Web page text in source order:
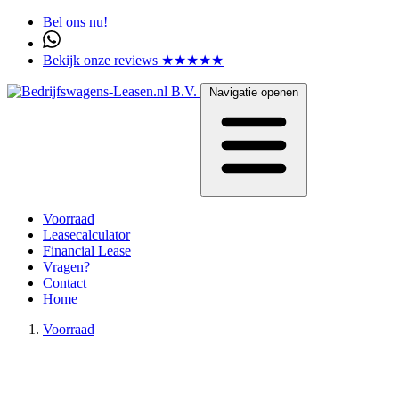
Bel ons nu!
Bekijk onze reviews ★★★★★
Navigatie openen
Voorraad
Leasecalculator
Financial Lease
Vragen?
Contact
Home
Voorraad